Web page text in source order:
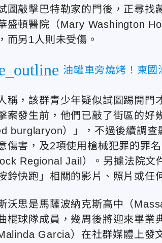
圖敲擊巴特勒家的門後，正尋
盛頓醫院（Mary Washington
而另1人則未受傷。
油罐車旁燒烤！柬
稱，該群青少年疑似試圖踢開
案發生前，他們已敲了街區的
burglaryon）」，不過後續調查
傷害，及2項使用槍械犯罪的罪
Regional Jail）。另據法院
鈴快跑」相關的影片、照片或任
沃思是馬薩波納克斯高中（
棍球隊成員，幾周後將迎來畢
Garcia）在社群媒體上發